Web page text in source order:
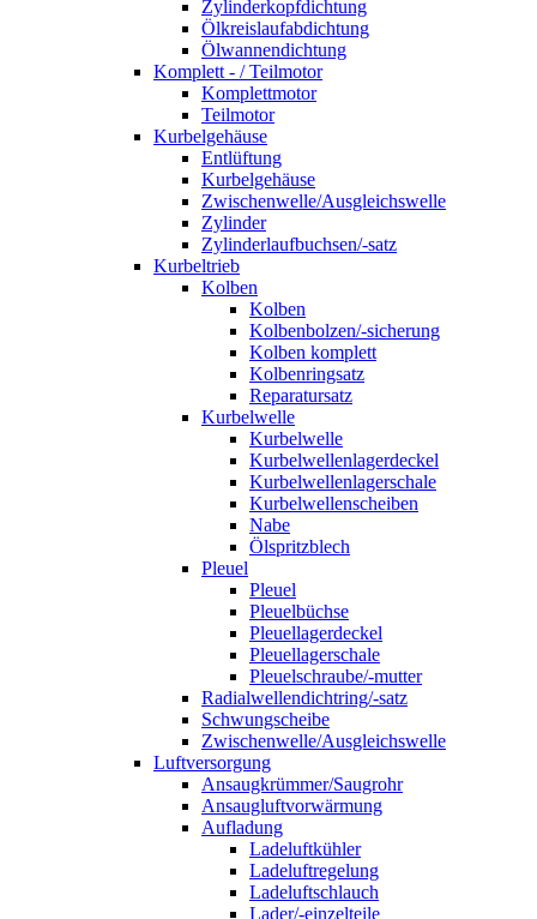
Zylinderkopfdichtung
Ölkreislaufabdichtung
Ölwannendichtung
Komplett - / Teilmotor
Komplettmotor
Teilmotor
Kurbelgehäuse
Entlüftung
Kurbelgehäuse
Zwischenwelle/Ausgleichswelle
Zylinder
Zylinderlaufbuchsen/-satz
Kurbeltrieb
Kolben
Kolben
Kolbenbolzen/-sicherung
Kolben komplett
Kolbenringsatz
Reparatursatz
Kurbelwelle
Kurbelwelle
Kurbelwellenlagerdeckel
Kurbelwellenlagerschale
Kurbelwellenscheiben
Nabe
Ölspritzblech
Pleuel
Pleuel
Pleuelbüchse
Pleuellagerdeckel
Pleuellagerschale
Pleuelschraube/-mutter
Radialwellendichtring/-satz
Schwungscheibe
Zwischenwelle/Ausgleichswelle
Luftversorgung
Ansaugkrümmer/Saugrohr
Ansaugluftvorwärmung
Aufladung
Ladeluftkühler
Ladeluftregelung
Ladeluftschlauch
Lader/-einzelteile